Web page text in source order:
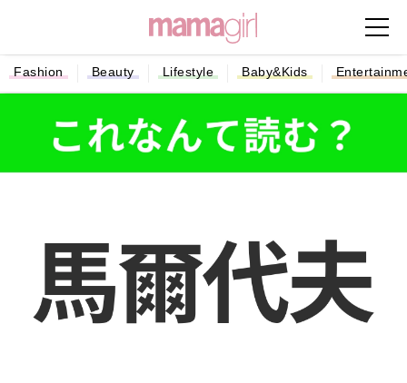
Fashion Beauty Lifestyle Baby&Kids